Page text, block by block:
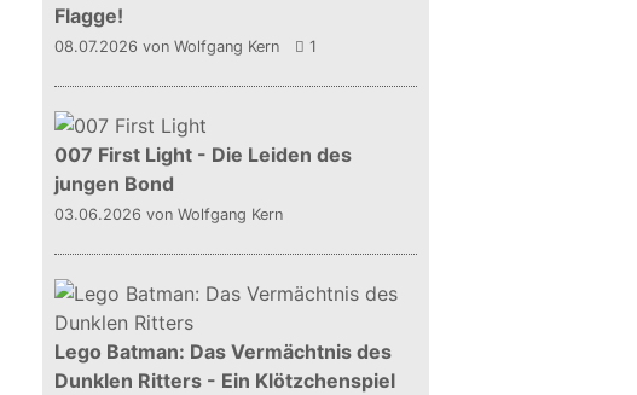
Flagge!
08.07.2026 von Wolfgang Kern 1
007 First Light - Die Leiden des
jungen Bond
03.06.2026 von Wolfgang Kern
Lego Batman: Das Vermächtnis des
Dunklen Ritters - Ein Klötzchenspiel